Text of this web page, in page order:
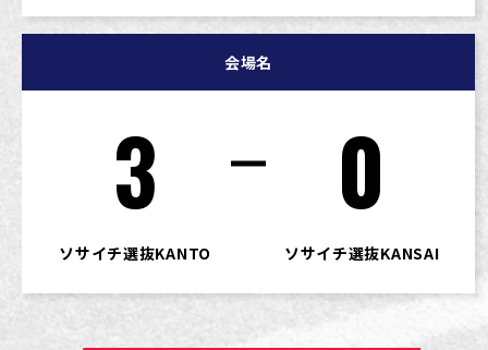
会場名
3
ソサイチ選抜KANTO
0
ソサイチ選抜KANSAI